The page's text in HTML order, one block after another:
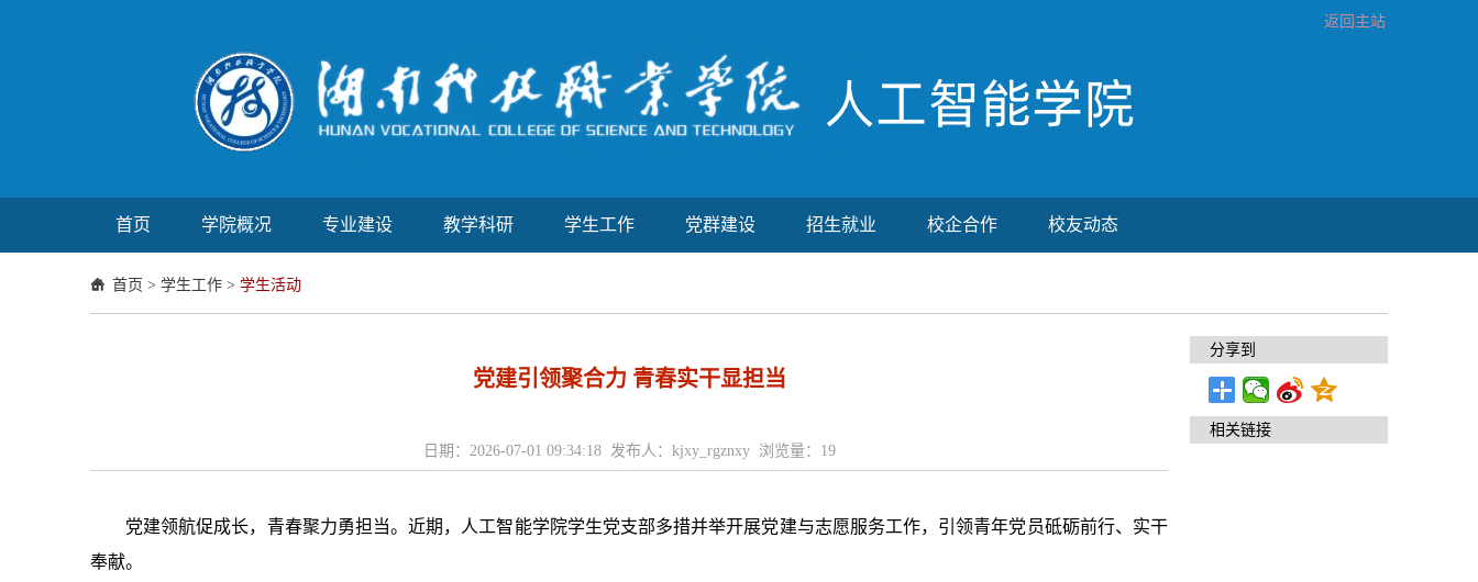
返回主站
首页 学院概况 专业建设 教学科研 学生工作 党群建设 招生就业 校企合作 校友动态
首页 > 学生工作 > 学生活动
党建引领聚合力 青春实干显担当
日期：2026-07-01 09:34:18 发布人：kjxy_rgznxy 浏览量： 19
党建领航促成长，青春聚力勇担当。近期，人工智能学院学生党支部多措并举开展党建与志愿服务工作，引领青年党员砥砺前行、实干
奉献。
分享到
相关链接